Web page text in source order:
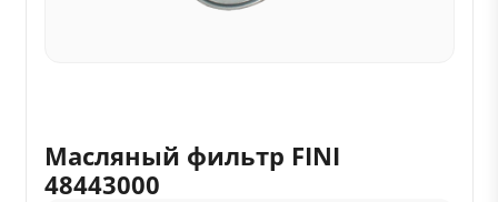
Масляный фильтр FINI
48443000